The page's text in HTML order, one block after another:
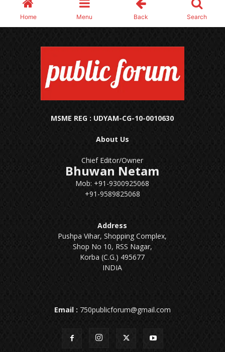
MSME REG : UDYAM-CG-10-0010630
About Us
Chief Editor/Owner
Bhuwan Netam
Mob: +91-9300925068
+91-9589825068
Address
Pushpa Vihar, Shopping Complex,
Shop No 10, RSS Nagar,
Korba (C.G.) 495677
INDIA
Email : 750publicforum@gmail.com